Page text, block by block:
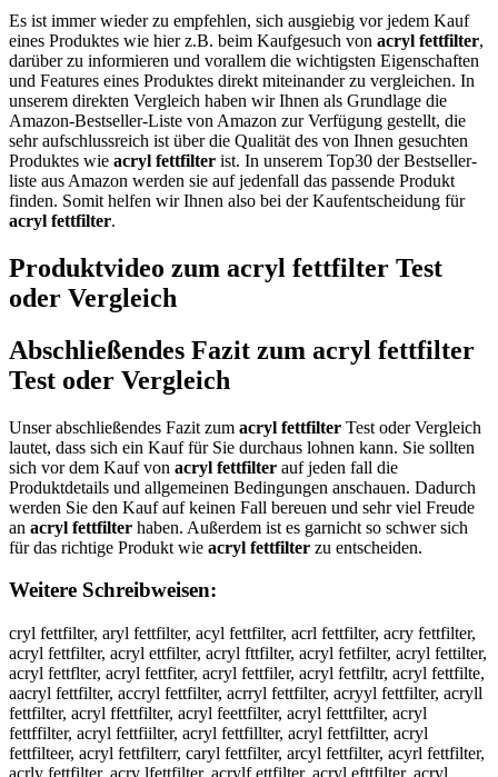
Es ist immer wieder zu empfehlen, sich ausgiebig vor jedem Kauf
eines Produktes wie hier z.B. beim Kaufgesuch von acryl fettfilter,
darüber zu informieren und vorallem die wichtigsten Eigenschaften
und Features eines Produktes direkt miteinander zu vergleichen. In
unserem direkten Vergleich haben wir Ihnen als Grundlage die
Amazon-Bestseller-Liste von Amazon zur Verfügung gestellt, die
sehr aufschlussreich ist über die Qualität des von Ihnen gesuchten
Produktes wie acryl fettfilter ist. In unserem Top30 der Bestseller-
liste aus Amazon werden sie auf jedenfall das passende Produkt
finden. Somit helfen wir Ihnen also bei der Kaufentscheidung für
acryl fettfilter.
Produktvideo zum acryl fettfilter Test
oder Vergleich
Abschließendes Fazit zum acryl fettfilter
Test oder Vergleich
Unser abschließendes Fazit zum acryl fettfilter Test oder Vergleich
lautet, dass sich ein Kauf für Sie durchaus lohnen kann. Sie sollten
sich vor dem Kauf von acryl fettfilter auf jeden fall die
Produktdetails und allgemeinen Bedingungen anschauen. Dadurch
werden Sie den Kauf auf keinen Fall bereuen und sehr viel Freude
an acryl fettfilter haben. Außerdem ist es garnicht so schwer sich
für das richtige Produkt wie acryl fettfilter zu entscheiden.
Weitere Schreibweisen:
cryl fettfilter, aryl fettfilter, acyl fettfilter, acrl fettfilter, acry fettfilter,
acryl fettfilter, acryl ettfilter, acryl fttfilter, acryl fetfilter, acryl fettilter,
acryl fettflter, acryl fettfiter, acryl fettfiler, acryl fettfiltr, acryl fettfilte,
aacryl fettfilter, accryl fettfilter, acrryl fettfilter, acryyl fettfilter, acryll
fettfilter, acryl ffettfilter, acryl feettfilter, acryl fetttfilter, acryl
fettffilter, acryl fettfiilter, acryl fettfillter, acryl fettfiltter, acryl
fettfilteer, acryl fettfilterr, caryl fettfilter, arcyl fettfilter, acyrl fettfilter,
acrly fettfilter, acry lfettfilter, acrylf ettfilter, acryl efttfilter, acryl